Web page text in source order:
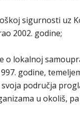
sigurnosti uz
2002. godine;
o lokalnoj
godine,
područja
u okoliš,